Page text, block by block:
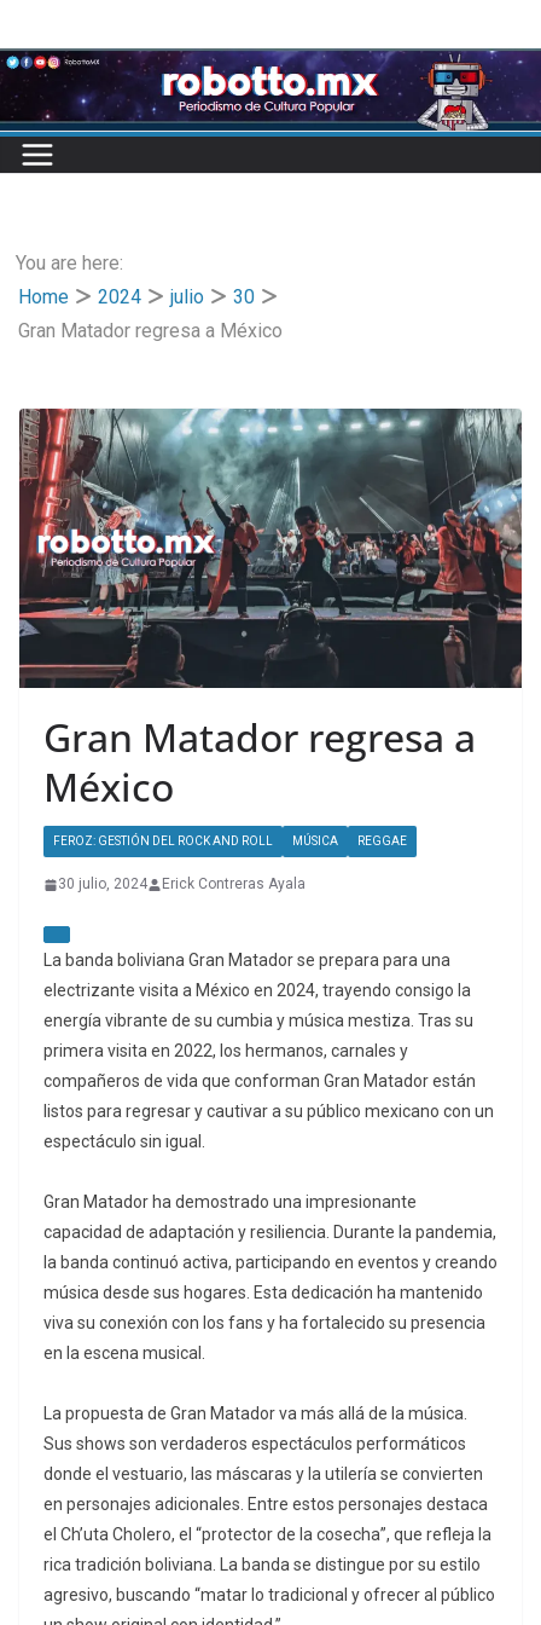
to
content
You are here:
Home
2024 julio
30
Gran Matador regresa a México
Gran Matador regresa a
México
FEROZ: GESTIÓN DEL ROCK AND ROLL MÚSICA REGGAE
30 julio, 2024 Erick Contreras Ayala
La banda boliviana Gran Matador se prepara para una
electrizante visita a México en 2024, trayendo consigo la
energía vibrante de su cumbia y música mestiza. Tras su
primera visita en 2022, los hermanos, carnales y
compañeros de vida que conforman Gran Matador están
listos para regresar y cautivar a su público mexicano con un
espectáculo sin igual.
Gran Matador ha demostrado una impresionante
capacidad de adaptación y resiliencia. Durante la pandemia,
la banda continuó activa, participando en eventos y creando
música desde sus hogares. Esta dedicación ha mantenido
viva su conexión con los fans y ha fortalecido su presencia
en la escena musical.
La propuesta de Gran Matador va más allá de la música.
Sus shows son verdaderos espectáculos performáticos
donde el vestuario, las máscaras y la utilería se convierten
en personajes adicionales. Entre estos personajes destaca
el Ch’uta Cholero, el “protector de la cosecha”, que refleja la
rica tradición boliviana. La banda se distingue por su estilo
agresivo, buscando “matar lo tradicional y ofrecer al público